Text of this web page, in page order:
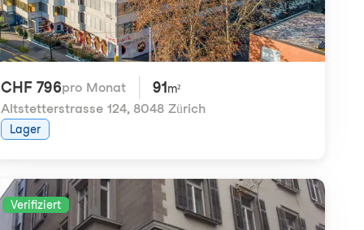
CHF 796pro Monat 91 m²
Altstetterstrasse 124, 8048 Zürich
Lager
Verifiziert